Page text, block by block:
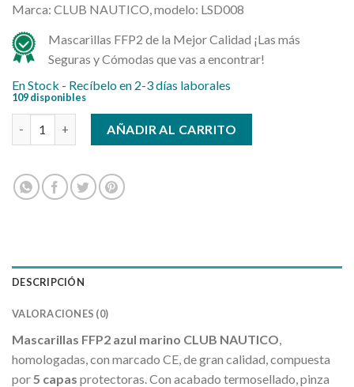
Marca: CLUB NAUTICO, modelo: LSD008
Mascarillas FFP2 de la Mejor Calidad ¡Las más
Seguras y Cómodas que vas a encontrar!
En Stock - Recíbelo en 2-3 días laborales
109 disponibles
Mascarillas FFP2 azul marino cantidad
AÑADIR AL CARRITO
DESCRIPCIÓN
VALORACIONES (0)
Mascarillas FFP2 azul marino CLUB NAUTICO
homologadas, con marcado CE, de gran calidad, compuesta
por 5 capas protectoras. Con acabado termosellado, pinza